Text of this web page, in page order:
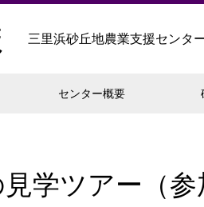
三里浜砂丘地農業支援センタ
センター概要
学ツアー（